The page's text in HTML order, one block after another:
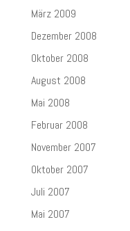
März 2009
Dezember 2008
Oktober 2008
August 2008
Mai 2008
Februar 2008
November 2007
Oktober 2007
Juli 2007
Mai 2007